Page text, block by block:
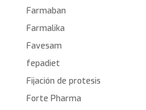
Farmaban
Farmalika
Favesam
fepadiet
Fijación de protesis
Forte Pharma